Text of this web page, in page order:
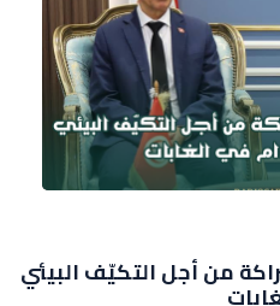
من أجل التكيّف البيئي